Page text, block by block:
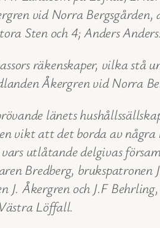
vid Norra
Sten och 4; Anders
räkenskaper, vilka stå
Åkergren vid Norra
länets
vikt att det borda av
utlåtande delgivas
Bredberg, brukspatronen
J. Åkergren och J.F
Löffall.